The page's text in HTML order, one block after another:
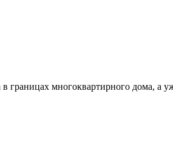
границах многоквартирного дома, а